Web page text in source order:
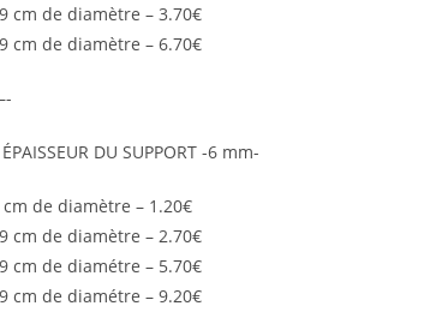
cm de diamètre – 3.70€
cm de diamètre – 6.70€
DU SUPPORT -6 mm-
cm de diamètre – 1.20€
cm de diamètre – 2.70€
cm de diamétre – 5.70€
cm de diamétre – 9.20€